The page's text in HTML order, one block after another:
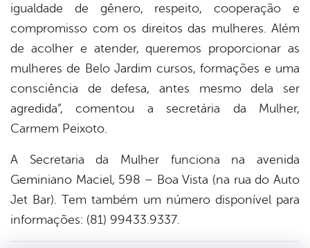
igualdade de gênero, respeito, cooperação e
compromisso com os direitos das mulheres. Além
de acolher e atender, queremos proporcionar as
mulheres de Belo Jardim cursos, formações e uma
consciência de defesa, antes mesmo dela ser
agredida”, comentou a secretária da Mulher,
Carmem Peixoto.
A Secretaria da Mulher funciona na avenida
Geminiano Maciel, 598 – Boa Vista (na rua do Auto
Jet Bar). Tem também um número disponível para
informações: (81) 99433.9337.